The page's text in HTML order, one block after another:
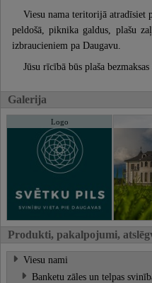
Viesu nama teritorijā
peldošā, piknika galdus, plašu
izbraucieniem pa Daugavu.
Jūsu rīcībā būs plaša
Galerija
Logo
Produkti, pakalpojumi,
Viesu nami
Banketu zāles un telpas